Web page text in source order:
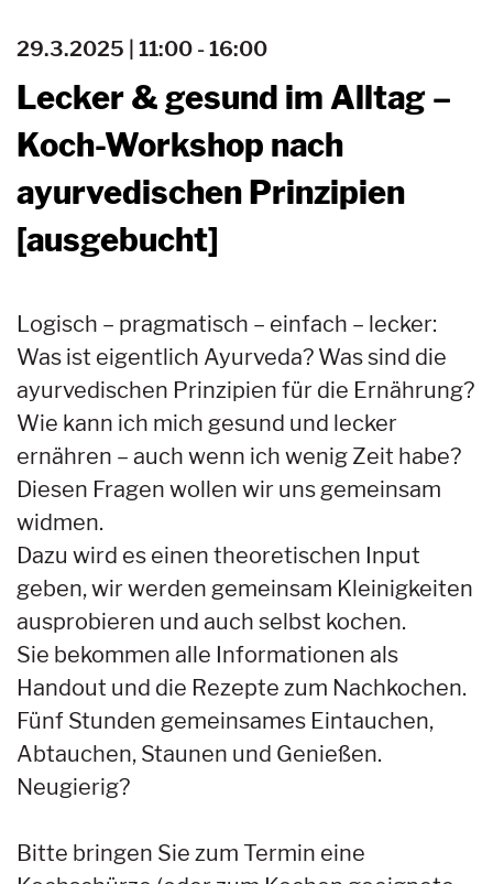
29.3.2025 | 11:00 - 16:00
Lecker & gesund im Alltag –
Koch-Workshop nach
ayurvedischen Prinzipien
[ausgebucht]
Logisch – pragmatisch – einfach – lecker:
Was ist eigentlich Ayurveda? Was sind die
ayurvedischen Prinzipien für die Ernährung?
Wie kann ich mich gesund und lecker
ernähren – auch wenn ich wenig Zeit habe?
Diesen Fragen wollen wir uns gemeinsam
widmen.
Dazu wird es einen theoretischen Input
geben, wir werden gemeinsam Kleinigkeiten
ausprobieren und auch selbst kochen.
Sie bekommen alle Informationen als
Handout und die Rezepte zum Nachkochen.
Fünf Stunden gemeinsames Eintauchen,
Abtauchen, Staunen und Genießen.
Neugierig?
Bitte bringen Sie zum Termin eine